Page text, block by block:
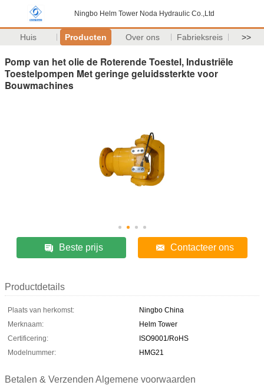
Ningbo Helm Tower Noda Hydraulic Co.,Ltd
Huis Producten Over ons Fabrieksreis >>
Pomp van het olie de Roterende Toestel, Industriële
Toestelpompen Met geringe geluidssterkte voor
Bouwmachines
Beste prijs Contacteer ons
Productdetails
Plaats van herkomst:
Ningbo China
Merknaam:
Helm Tower
Certificering:
ISO9001/RoHS
Modelnummer:
HMG21
Betalen & Verzenden Algemene voorwaarden